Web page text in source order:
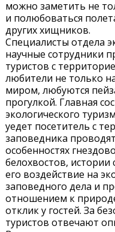
можно заметить не
и полюбоваться
других хищников.
Специалисты отдела
научные сотрудники
туристов с
любители не только
миром, любуются
прогулкой. Главная
экологического
уедет посетитель с
заповедника
особенностях
белохвостов,
его воздействие на
заповедного дела и
отношением к
отклик у гостей. За
туристов отвечают